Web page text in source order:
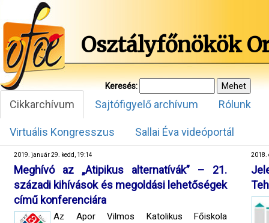
Osztályfőnökök
Keresés:
Cikkarchívum Sajtófigyelő archívum Rólunk
Virtuális Kongresszus Sallai Éva videóportál
2019. január 29. kedd, 19:14
Meghívó az „Atipikus alternatívák” – 21.
századi kihívások és megoldási lehetőségek
című konferenciára
Az Apor Vilmos Katolikus Főiskola
2018.